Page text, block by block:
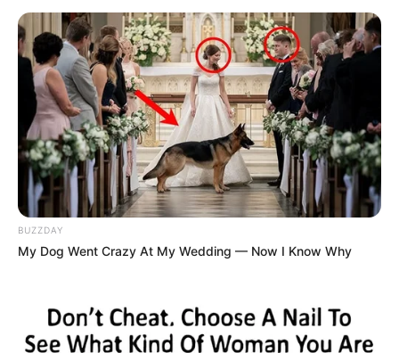
BUZZDAY
My Dog Went Crazy At My Wedding — Now I Know Why